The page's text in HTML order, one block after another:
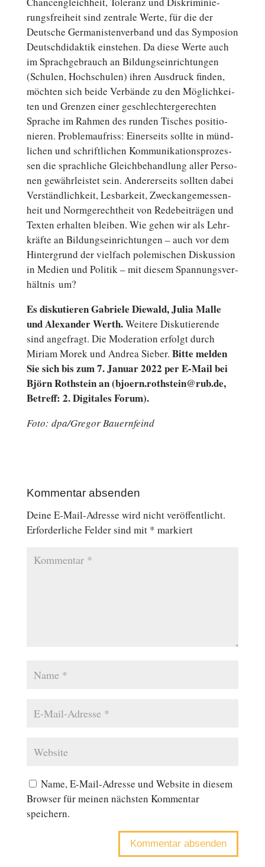
rungs­frei­heit sind zen­tra­le Werte, für die der
Deut­sche Germanistenverband und das Sym­po­si­on
Deutsch­di­dak­tik ein­ste­hen. Da diese Werte auch
im Sprach­ge­brauch an Bil­dungs­ein­rich­tun­gen
(Schulen, Hoch­schu­len) ihren Aus­druck finden,
möchten sich beide Ver­bän­de zu den Mög­lich­kei­
ten und Grenzen einer ge­schlech­ter­ge­rech­ten
Sprache im Rahmen des runden Tisches po­si­tio­
nie­ren. Pro­blem­auf­riss: Ei­ner­seits sollte in münd­
li­chen und schrift­li­chen Kom­mu­ni­ka­ti­ons­pro­zes­
sen die sprach­li­che Gleich­be­hand­lung aller Per­so­
nen ge­währ­leis­tet sein. An­de­rer­seits sollten dabei
Ver­ständ­lich­keit, Les­bar­keit, Zweck­an­ge­mes­sen­
heit und Norm­ge­recht­heit von Re­de­bei­trä­gen und
Texten er­hal­ten bleiben. Wie gehen wir als Lehr­
kräf­te an Bil­dungs­ein­rich­tun­gen – auch vor dem
Hin­ter­grund der viel­fach po­le­mi­schen Dis­kus­si­on
in Medien und Politik – mit diesem Span­nungs­ver­
hält­nis um?
Es dis­ku­tie­ren Ga­brie­le Diewald, Julia Malle
und Alex­an­der Werth.Weitere Dis­ku­tie­ren­de
sind an­ge­fragt. Die Mo­de­ra­ti­on erfolgt durch
Miriam Morek und Andrea Sieber. Bitte melden
Sie sich bis zum 7. Januar 2022 per E‑Mail bei
Björn Roth­stein an (bjoern.rothstein@rub.de,
Betreff: 2. Di­gi­ta­les Forum).
Foto: dpa/Gregor Bau­ern­feind
Kommentar absenden
Deine E-Mail-Adresse wird nicht veröffentlicht.
Erforderliche Felder sind mit * markiert
Name, E-Mail-Adresse und Website in diesem
Browser für meinen nächsten Kommentar
speichern.